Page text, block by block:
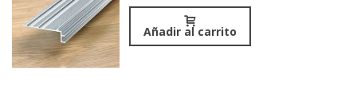
Añadir al carrito